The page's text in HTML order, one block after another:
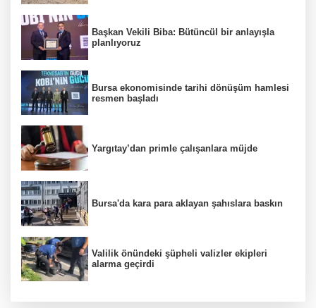
Başkan Vekili Biba: Bütüncül bir anlayışla
planlıyoruz
Bursa ekonomisinde tarihi dönüşüm hamlesi
resmen başladı
Yargıtay’dan primle çalışanlara müjde
Bursa'da kara para aklayan şahıslara baskın
Valilik önündeki şüpheli valizler ekipleri
alarma geçirdi